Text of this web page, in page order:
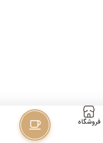
فروشگاه